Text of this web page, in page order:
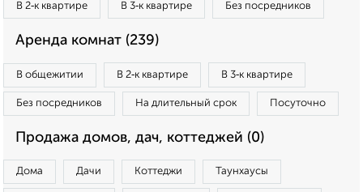
В 2‑к квартире В 3‑к квартире Без посредников
Аренда комнат (239)
В общежитии В 2‑к квартире В 3‑к квартире
Без посредников На длительный срок Посуточно
Продажа домов, дач, коттеджей (0)
Дома Дачи Коттеджи Таунхаусы